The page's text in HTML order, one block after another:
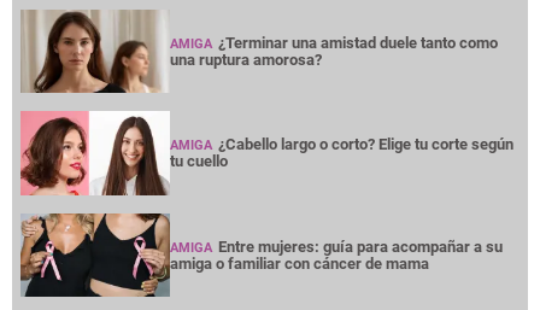
AMIGA ¿Terminar una amistad duele tanto como
una ruptura amorosa?
AMIGA ¿Cabello largo o corto? Elige tu corte según
tu cuello
AMIGA Entre mujeres: guía para acompañar a su
amiga o familiar con cáncer de mama